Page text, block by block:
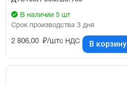
В наличии 5 шт
Срок производства 3 дня
2 806,00 ₽/штс НДС В корзину